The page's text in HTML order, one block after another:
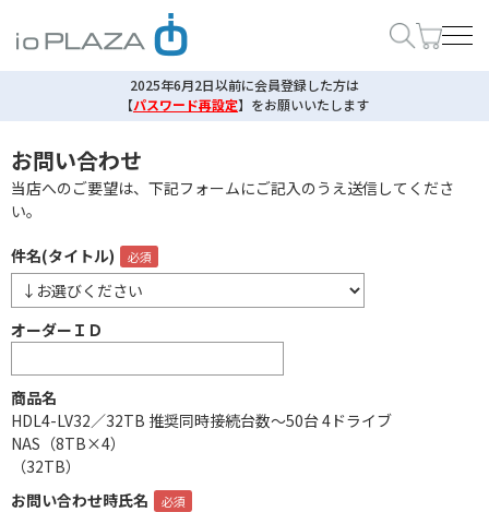
2025年6月2日以前に会員登録した方は
【パスワード再設定】 をお願いいたします
お問い合わせ
当店へのご要望は、下記フォームにご記入のうえ送信してくださ
い。
件名(タイトル)
オーダーＩＤ
商品名
HDL4-LV32／32TB 推奨同時接続台数～50台 4ドライブ
NAS（8TB×4）
（32TB）
お問い合わせ時氏名